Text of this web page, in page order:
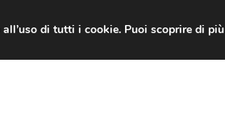
di tutti i cookie. Puoi scoprire di